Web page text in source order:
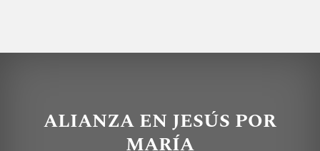
ALIANZA EN JESÚS POR
MARÍA